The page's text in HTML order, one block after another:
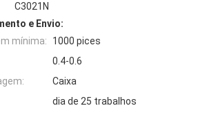
C3021N
e Envio:
mínima:
1000 pices
0.4-0.6
Caixa
dia de 25 trabalhos